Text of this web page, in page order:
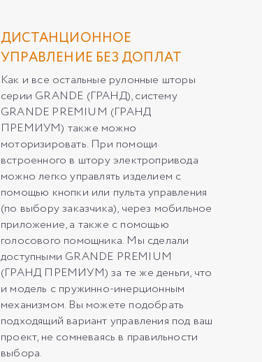
ДИСТАНЦИОННОЕ
УПРАВЛЕНИЕ БЕЗ ДОПЛАТ
Как и все остальные рулонные шторы
серии GRANDE (ГРАНД), систему
GRANDE PREMIUM (ГРАНД
ПРЕМИУМ) также можно
моторизировать. При помощи
встроенного в штору электропривода
можно легко управлять изделием с
помощью кнопки или пульта управления
(по выбору заказчика), через мобильное
приложение, а также с помощью
голосового помощника. Мы сделали
доступными GRANDE PREMIUM
(ГРАНД ПРЕМИУМ) за те же деньги, что
и модель с пружинно-инерционным
механизмом. Вы можете подобрать
подходящий вариант управления под ваш
проект, не сомневаясь в правильности
выбора.